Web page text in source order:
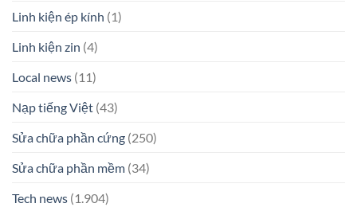
Linh kiện ép kính (1)
Linh kiện zin (4)
Local news (11)
Nạp tiếng Việt (43)
Sửa chữa phần cứng (250)
Sửa chữa phần mềm (34)
Tech news (1.904)